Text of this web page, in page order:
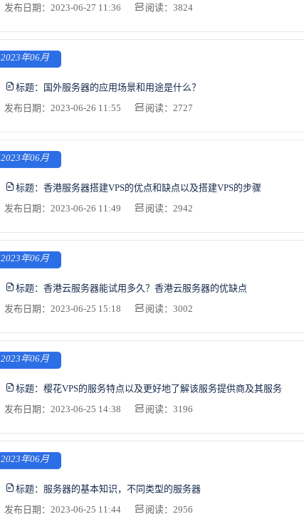
发布日期：2023-06-27 11:36
阅读：3824
2023年06月
标题： 国外服务器的应用场景和用途是什么？
发布日期：2023-06-26 11:55
阅读：2727
2023年06月
标题： 香港服务器搭建VPS的优点和缺点以及搭建VPS的步骤
发布日期：2023-06-26 11:49
阅读：2942
2023年06月
标题： 香港云服务器能试用多久？香港云服务器的优缺点
发布日期：2023-06-25 15:18
阅读：3002
2023年06月
标题： 樱花VPS的服务特点以及更好地了解该服务提供商及其服务
发布日期：2023-06-25 14:38
阅读：3196
2023年06月
标题： 服务器的基本知识，不同类型的服务器
发布日期：2023-06-25 11:44
阅读：2956